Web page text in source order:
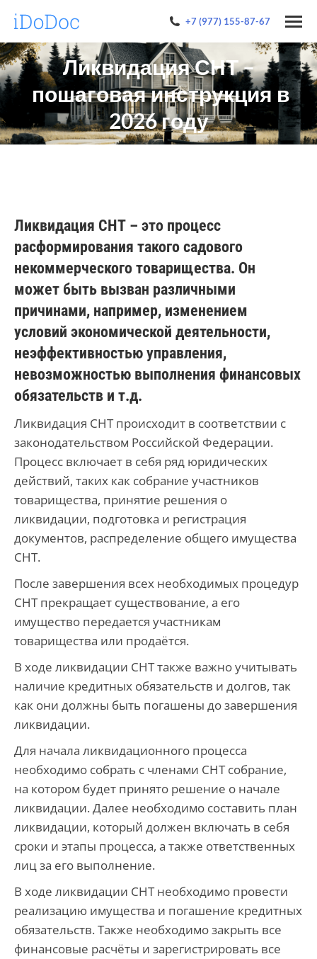
+7 (977) 155-87-67
Ликвидация СНТ –
пошаговая инструкция в
2026 году
Ликвидация СНТ – это процесс
расформирования такого садового
некоммерческого товарищества. Он
может быть вызван различными
причинами, например, изменением
условий экономической деятельности,
неэффективностью управления,
невозможностью выполнения финансовых
обязательств и т.д.
Ликвидация СНТ происходит в соответствии с
законодательством Российской Федерации.
Процесс включает в себя ряд юридических
действий, таких как собрание участников
товарищества, принятие решения о
ликвидации, подготовка и регистрация
документов, распределение общего имущества
СНТ.
После завершения всех необходимых процедур
СНТ прекращает существование, а его
имущество передается участникам
товарищества или продаётся.
В ходе ликвидации СНТ также важно учитывать
наличие кредитных обязательств и долгов, так
как они должны быть погашены до завершения
ликвидации.
Для начала ликвидационного процесса
необходимо собрать с членами СНТ собрание,
на котором будет принято решение о начале
ликвидации. Далее необходимо составить план
ликвидации, который должен включать в себя
сроки и этапы процесса, а также ответственных
лиц за его выполнение.
В ходе ликвидации СНТ необходимо провести
реализацию имущества и погашение кредитных
обязательств. Также необходимо закрыть все
финансовые расчёты и зарегистрировать все